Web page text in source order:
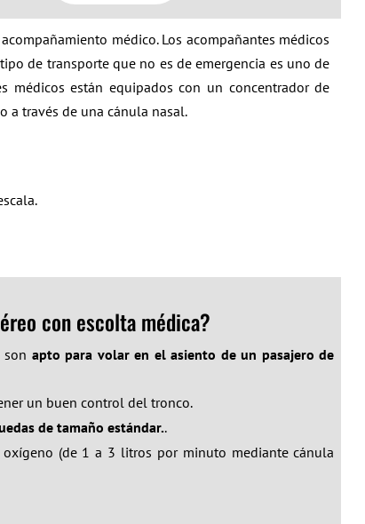
médico. Los acompañantes médicos
de transporte que no es de emergencia es uno de
médicos están equipados con un concentrador de
a través de una cánula nasal.
con escolta médica?
son apto para volar en el asiento de un pasajero de
un buen control del tronco.
de tamaño estándar..
(de 1 a 3 litros por minuto mediante cánula